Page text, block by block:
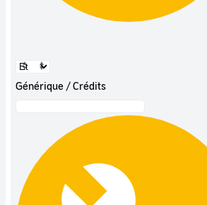
Générique / Crédits